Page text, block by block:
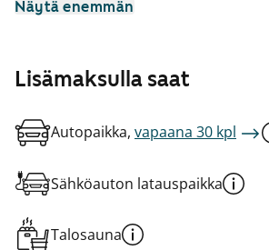
Näytä enemmän
Lisämaksulla saat
Autopaikka, vapaana 30 kpl
Sähköauton latauspaikka
Talosauna